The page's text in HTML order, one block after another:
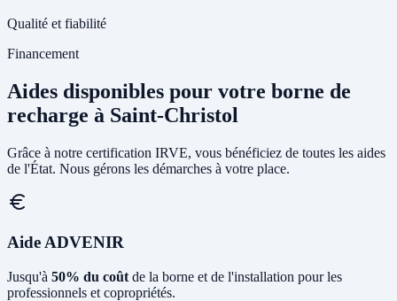
Qualité et fiabilité
Financement
Aides disponibles pour votre borne de
recharge à Saint-Christol
Grâce à notre certification IRVE, vous bénéficiez de toutes les aides
de l'État. Nous gérons les démarches à votre place.
Aide ADVENIR
Jusqu'à 50% du coût de la borne et de l'installation pour les
professionnels et copropriétés.